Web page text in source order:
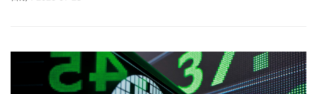
的台灣優質企業，尚未獲得市場應有的關注，他們就是臺灣璞玉指
數成分股。